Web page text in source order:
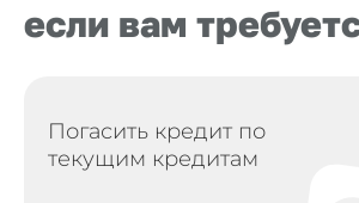
если вам
Погасить кредит по
текущим кредитам